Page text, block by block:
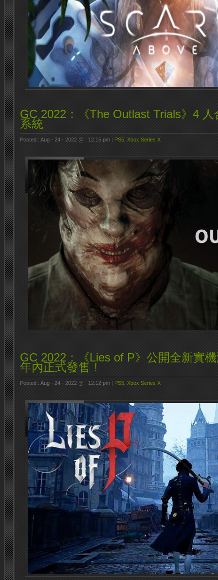
GC 2022：《The Outlast Trials》4
系統
Posted : Aug - 24 - 2022 @ : 12:15 pm | PS5 Xbox Series X
GC 2022：《Lies of P》公開全新實
年內正式發售！
Posted : Aug - 24 - 2022 @ : 12:12 pm | PS5 Xbox Series X